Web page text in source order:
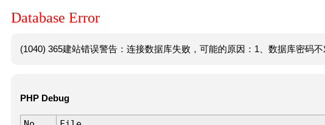
Database Error
(1040) 365建站错误警告：连接数据库失败，可能的原因：1、数据库密码不
PHP Debug